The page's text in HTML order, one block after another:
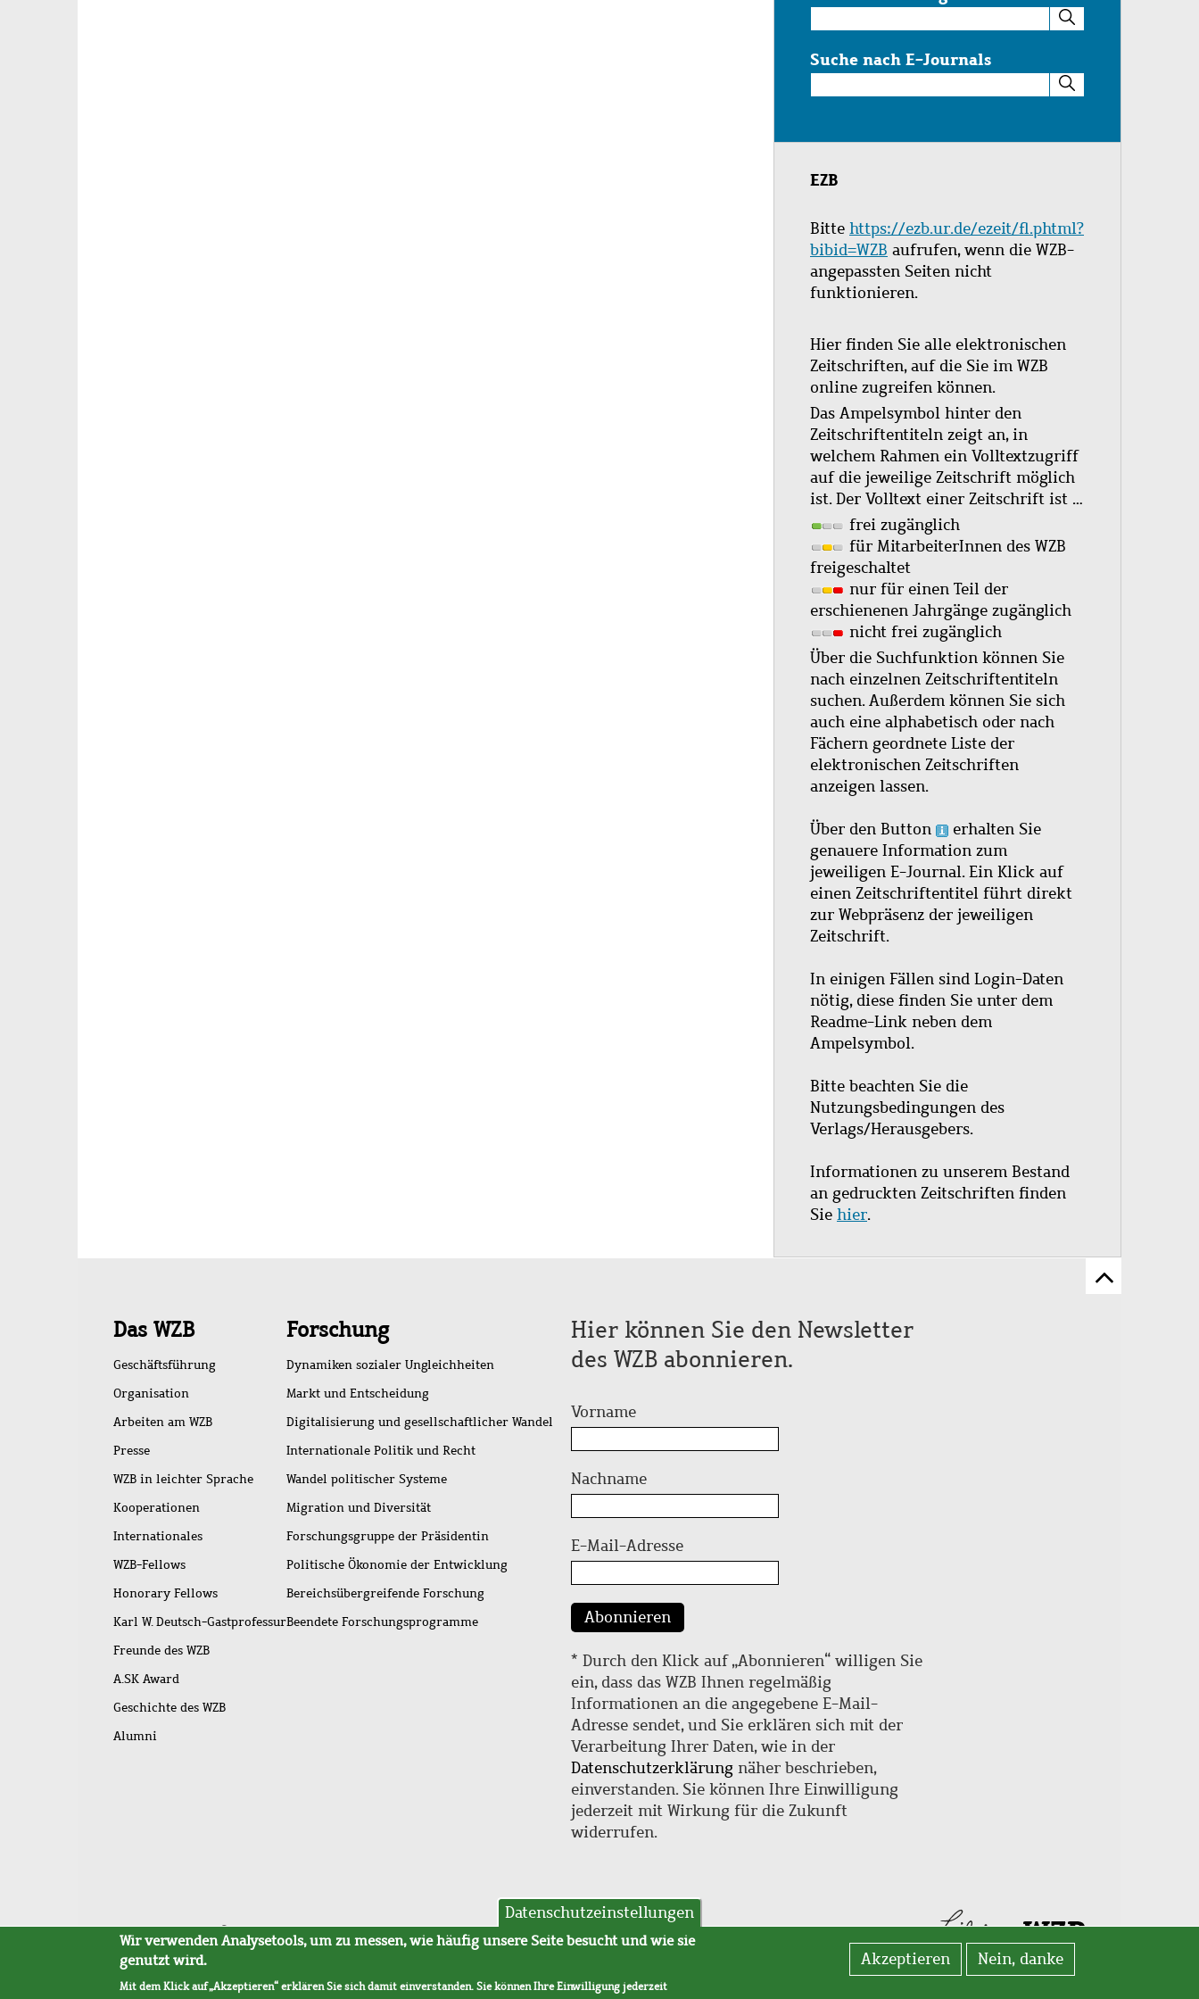
im
Katalog
Suche nach E-Journals
nach
Journals
EZB
Bitte https://ezb.ur.de/ezeit/fl.phtml?
bibid=WZB aufrufen, wenn die WZB-
angepassten Seiten nicht
funktionieren.
Hier finden Sie alle elektronischen
Zeitschriften, auf die Sie im WZB
online zugreifen können.
Das Ampelsymbol hinter den
Zeitschriftentiteln zeigt an, in
welchem Rahmen ein Volltextzugriff
auf die jeweilige Zeitschrift möglich
ist. Der Volltext einer Zeitschrift ist …
frei zugänglich
für MitarbeiterInnen des WZB
freigeschaltet
nur für einen Teil der
erschienenen Jahrgänge zugänglich
nicht frei zugänglich
Über die Suchfunktion können Sie
nach einzelnen Zeitschriftentiteln
suchen. Außerdem können Sie sich
auch eine alphabetisch oder nach
Fächern geordnete Liste der
elektronischen Zeitschriften
anzeigen lassen.
Über den Button
erhalten Sie
genauere Information zum
jeweiligen E-Journal. Ein Klick auf
einen Zeitschriftentitel führt direkt
zur Webpräsenz der jeweiligen
Zeitschrift.
In einigen Fällen sind Login-Daten
nötig, diese finden Sie unter dem
Readme-Link neben dem
Ampelsymbol.
Bitte beachten Sie die
Nutzungsbedingungen des
Verlags/Herausgebers.
Informationen zu unserem Bestand
an gedruckten Zeitschriften finden
Sie hier.
Zum
Schnellzugriff
Das WZB
Geschäftsführung
Organisation
Arbeiten am WZB
Presse
WZB in leichter Sprache
Kooperationen
Internationales
WZB-Fellows
Honorary Fellows
Karl W. Deutsch-Gastprofessur
Freunde des WZB
A.SK Award
Geschichte des WZB
Alumni
Forschung
Dynamiken sozialer Ungleichheiten
Markt und Entscheidung
Digitalisierung und gesellschaftlicher Wandel
Internationale Politik und Recht
Wandel politischer Systeme
Migration und Diversität
Forschungsgruppe der Präsidentin
Politische Ökonomie der Entwicklung
Bereichsübergreifende Forschung
Beendete Forschungsprogramme
Hier können Sie den Newsletter
des WZB abonnieren.
Vorname
Nachname
E-Mail-Adresse
Abonnieren
* Durch den Klick auf „Abonnieren“ willigen Sie
ein, dass das WZB Ihnen regelmäßig
Informationen an die angegebene E-Mail-
Adresse sendet, und Sie erklären sich mit der
Verarbeitung Ihrer Daten, wie in der
Datenschutzerklärung näher beschrieben,
einverstanden. Sie können Ihre Einwilligung
jederzeit mit Wirkung für die Zukunft
widerrufen.
Fußleistenmenü
SitemapBarrierefreiheitImpressumDatenschutzAVB
Datenschutzeinstellungen
Wir verwenden Analysetools, um zu messen, wie häufig unsere Seite besucht und wie sie
genutzt wird.
Mit dem Klick auf „Akzeptieren“ erklären Sie sich damit einverstanden. Sie können Ihre Einwilligung jederzeit
Akzeptieren Nein, danke